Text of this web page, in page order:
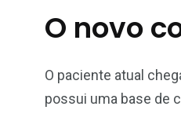
O novo
O paciente atual
possui uma base de